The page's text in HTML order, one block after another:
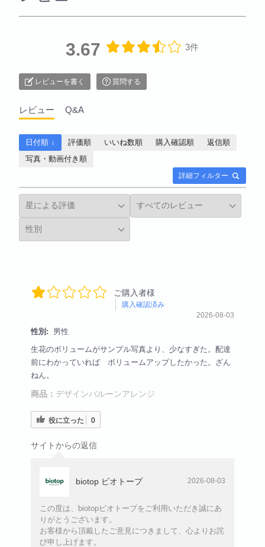
3.67 3件
レビューを書く 質問する
レビュー Q&A
詳細フィルター
日付順 ↓ 評価順 いいね数順 購入確認順
返信順
写真・動画付き順
ご購入者様
購入確認済み
2026-08-03
性別:
男性
生花のボリュームがサンプル写真より、少なすぎた。配達
前にわかっていれば ボリュームアップしたかった。ざん
ねん。
商品： デザインバルーンアレンジ
役に立った 0
サイトからの返信
biotop ビオトープ 2026-08-03
この度は、biotopビオトープをご利用いただき誠にあ
りがとうございます。
お客様から頂戴したご意見につきまして、心よりお詫
び申し上げます。